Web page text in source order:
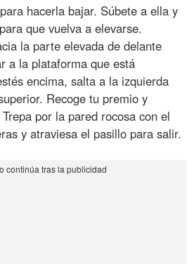
hacerla bajar. Súbete a ella y
que vuelva a elevarse.
la parte elevada de delante
a la plataforma que está
encima, salta a la izquierda
Recoge tu premio y
por la pared rocosa con el
y atraviesa el pasillo para salir.